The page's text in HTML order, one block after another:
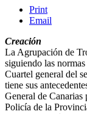
Print
Email
Creación
La Agrupación de
siguiendo las
Cuartel general del
tiene sus
General de Canarias
Policía de la